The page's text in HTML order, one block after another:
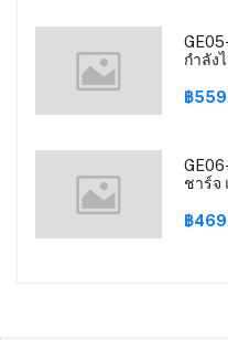
กำลัง
฿
ชาร์จ
ไฟยา
฿